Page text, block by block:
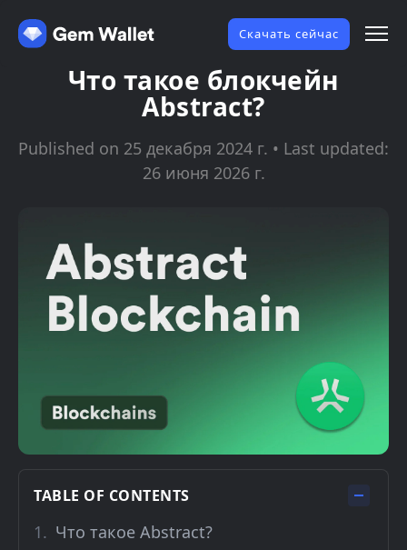
Скачать сейчас
Что такое блокчейн
Abstract?
Published on 25 декабря 2024 г. • Last updated:
26 июня 2026 г.
TABLE OF CONTENTS
Что такое Abstract?